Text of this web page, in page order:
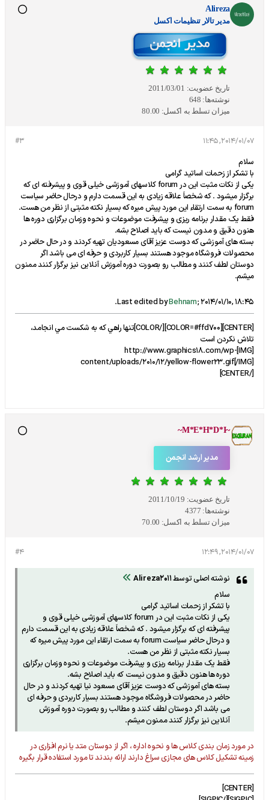
Alireza
مدير تالار تنظيمات اكسل
تاریخ عضویت: 2011/03/01
نوشته‌ها: 648
میزان تسلط به اکسل: 80.00
#3 2014/01/07, 11:45
سلام
با تشکر از زحمات اساتید گرامی
یکی از نکات مثبت این در forum کلاسهای آموزشی خیلی قوی و پیشرفته ای که
برگزار میشود . که شخصاَ علاقه زیادی به این قسمت دارم و درحال حاضر سیاست
forum به سمت ارتقاء این مورد پیش میره که بسیار نکته مثبتی از نظر من هست.
فقط یک مقدار برنامه ریزی و پیشرفت موضوعات و نحوه وزمان برگزاری دوره ها
هنون دقیق و مدون نیست که باید اصلاح بشه.
بسته های آموزشی که دوست عزیز آقای مسعودیان تهیه کردند و در حال حاضر در
محصولات فروشگاه موجود هستند بسیار کاربردی و حرفه ای می باشد اگر
دوستان لطف کنند و مطالب رو بصورت دوره آموزش آنلاین نیز برگزار کنند ممنون
میشم.
Last edited byBehnam;2014/01/10, 18:45
.
[CENTER][COLOR=#ffd700]​[/COLOR]تنها راهي که به شکست مي انجامد،
تلاش نکردن است
[IMG]http://www.graphics18.com/wp-
content/uploads/2010/12/yellow-flower23.gif[/IMG]
[/CENTER]
~M*E*H*D*I~
مدیر ارشد انجمن
تاریخ عضویت: 2011/10/19
نوشته‌ها: 4377
میزان تسلط به اکسل: 70.00
#4 2014/01/07, 12:49
نوشته اصلی توسطAlireza2011
سلام
با تشکر از زحمات اساتید گرامی
یکی از نکات مثبت این در forum کلاسهای آموزشی خیلی قوی و
پیشرفته ای که برگزار میشود . که شخصاَ علاقه زیادی به این قسمت دارم
و درحال حاضر سیاست forum به سمت ارتقاء این مورد پیش میره که
بسیار نکته مثبتی از نظر من هست.
فقط یک مقدار برنامه ریزی و پیشرفت موضوعات و نحوه وزمان برگزاری
دوره ها هنون دقیق و مدون نیست که باید اصلاح بشه.
بسته های آموزشی که دوست عزیز آقای مسعود نیا تهیه کردند و در حال
حاضر در محصولات فروشگاه موجود هستند بسیار کاربردی و حرفه ای
می باشد اگر دوستان لطف کنند و مطالب رو بصورت دوره آموزش
آنلاین نیز برگزار کنند ممنون میشم.
در مورد زمان بندی کلاس ها و نحوه اداره ، اگر از دوستان متد یا نرم افزاری در
زمینه تشکیل کلاس های مجازی سراغ دارند ارائه بندند تا مورد استفاده قرار بگیره
[CENTER]